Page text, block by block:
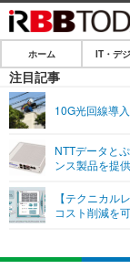
ホーム
IT・デジタル
ネタ
ショッピン
エンタメ
エンタメ
ライフ
ライフTOP
リリース一覧
ホーム IT・デ
注目記事
10G光回線導
NTTデータと
ンス製品を提
【テクニカル
コスト削減を